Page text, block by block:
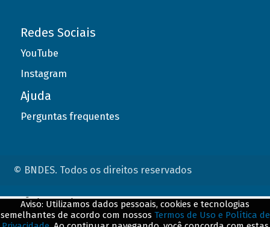
Redes Sociais
YouTube
Instagram
Ajuda
Perguntas frequentes
© BNDES. Todos os direitos reservados
Aviso: Utilizamos dados pessoais, cookies e tecnologias
semelhantes de acordo com nossos Termos de Uso e Política de
ConteÃºdo complementar
${title}${badge}